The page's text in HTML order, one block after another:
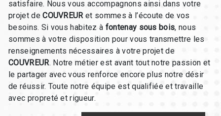
satisfaire. Nous vous accompagnons ainsi dans votre
projet deCOUVREURet sommes à l’écoute de vos
besoins. Si vous habitez à fontenay sous bois, nous
sommes à votre disposition pour vous transmettre les
renseignements nécessaires à votre projet de
COUVREUR. Notre métier est avant tout notre passion et
le partager avec vous renforce encore plus notre désir
de réussir. Toute notre équipe est qualifiée et travaille
avec propreté et rigueur.